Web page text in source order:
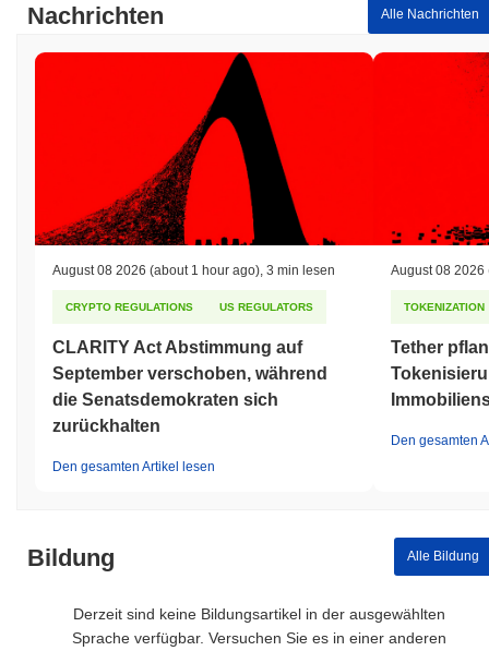
Nachrichten Alle Nachrichten
August 08 2026 (about 1 hour ago) 3 min lesen
CRYPTO REGULATIONS US REGULATORS
CLARITY Act Abstimmung auf
September verschoben, während
die Senatsdemokraten sich
zurückhalten
Den gesamten Artikel lesen
August 08 2026
TOKENIZATION
Tether
Den gesamten
Bildung Alle Bildung
Derzeit sind keine Bildungsartikel in der ausgewählten
Sprache verfügbar. Versuchen Sie es in einer anderen